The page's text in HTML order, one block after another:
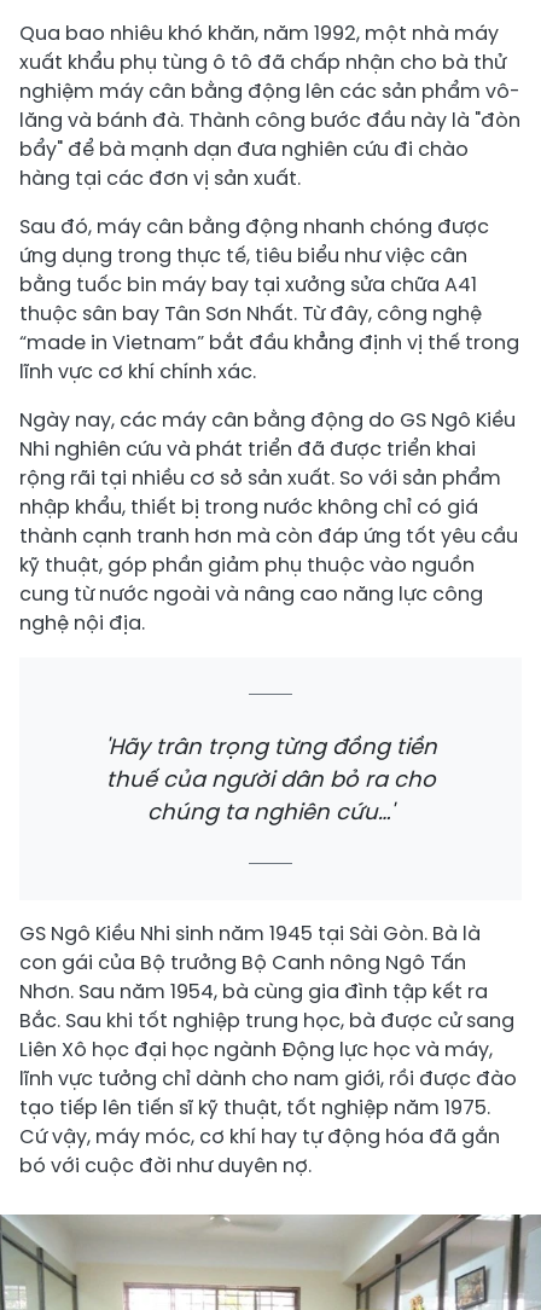
Qua bao nhiêu khó khăn, năm 1992, một nhà máy
xuất khẩu phụ tùng ô tô đã chấp nhận cho bà thử
nghiệm máy cân bằng động lên các sản phẩm vô-
lăng và bánh đà. Thành công bước đầu này là "đòn
bẩy" để bà mạnh dạn đưa nghiên cứu đi chào
hàng tại các đơn vị sản xuất.
Sau đó, máy cân bằng động nhanh chóng được
ứng dụng trong thực tế, tiêu biểu như việc cân
bằng tuốc bin máy bay tại xưởng sửa chữa A41
thuộc sân bay Tân Sơn Nhất. Từ đây, công nghệ
“made in Vietnam” bắt đầu khẳng định vị thế trong
lĩnh vực cơ khí chính xác.
Ngày nay, các máy cân bằng động do GS Ngô Kiều
Nhi nghiên cứu và phát triển đã được triển khai
rộng rãi tại nhiều cơ sở sản xuất. So với sản phẩm
nhập khẩu, thiết bị trong nước không chỉ có giá
thành cạnh tranh hơn mà còn đáp ứng tốt yêu cầu
kỹ thuật, góp phần giảm phụ thuộc vào nguồn
cung từ nước ngoài và nâng cao năng lực công
nghệ nội địa.
'Hãy trân trọng từng đồng tiền
thuế của người dân bỏ ra cho
chúng ta nghiên cứu…'
GS Ngô Kiều Nhi sinh năm 1945 tại Sài Gòn. Bà là
con gái của Bộ trưởng Bộ Canh nông Ngô Tấn
Nhơn. Sau năm 1954, bà cùng gia đình tập kết ra
Bắc. Sau khi tốt nghiệp trung học, bà được cử sang
Liên Xô học đại học ngành Động lực học và máy,
lĩnh vực tưởng chỉ dành cho nam giới, rồi được đào
tạo tiếp lên tiến sĩ kỹ thuật, tốt nghiệp năm 1975.
Cứ vậy, máy móc, cơ khí hay tự động hóa đã gắn
bó với cuộc đời như duyên nợ.